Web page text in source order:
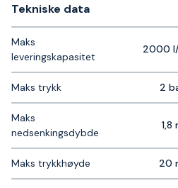
Tekniske data​
Maks
leveringskapasitet
2000
Maks trykk 2
Maks
nedsenkingsdybde
1,8
Maks trykkhøyde 20